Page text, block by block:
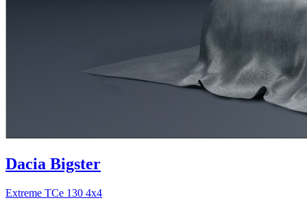
Dacia Bigster
Extreme TCe 130 4x4